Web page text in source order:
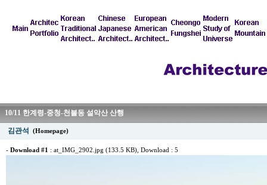
10/11 한계령-중청-천불동 설악산 산행
김관석 (Homepage)
- Download #1 : at_IMG_2902.jpg (133.5 KB) , Download : 5